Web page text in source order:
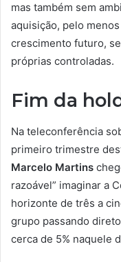
mas também sem
aquisição, pelo
crescimento futuro,
próprias controladas.
Fim da
Na teleconferência
primeiro trimestre
Marcelo Martins
razoável” imaginar a
horizonte de três a
grupo passando
cerca de 5% naquele